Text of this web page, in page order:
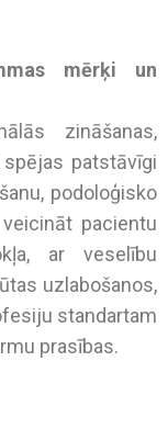
mērķi un
zināšanas,
patstāvīgi
podoloģisko
pacientu
ar veselību
uzlabošanos,
standartam
prasības.